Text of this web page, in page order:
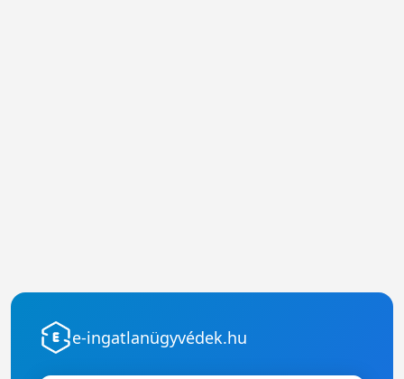
e-ingatlanügyvédek.hu